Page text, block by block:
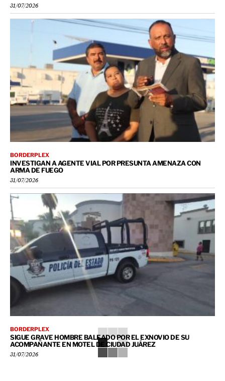
31/07/2026
BORDERPLEX
INVESTIGAN A AGENTE VIAL POR PRESUNTA AMENAZA CON
ARMA DE FUEGO
31/07/2026
BORDERPLEX
SIGUE GRAVE HOMBRE BALEADO POR EL EXNOVIO DE SU
ACOMPAÑANTE EN MOTEL DE CIUDAD JUÁREZ
31/07/2026